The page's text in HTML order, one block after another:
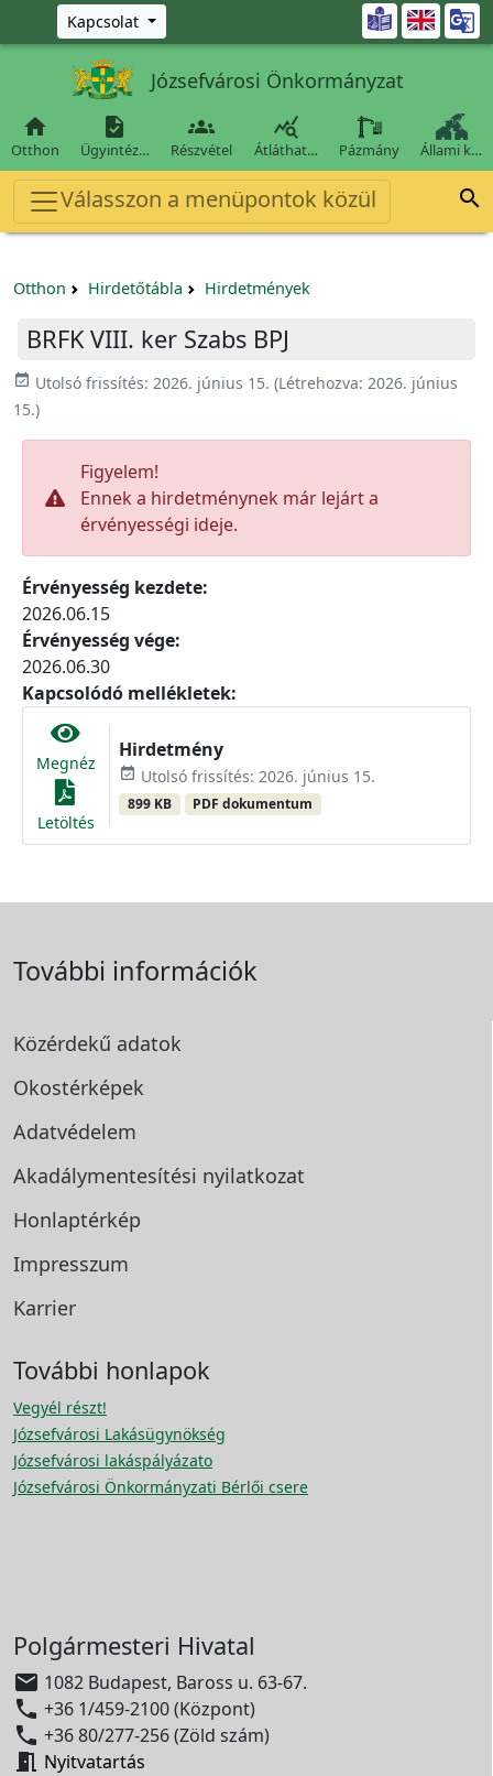
Ugrás a fő tartalomra
Kapcsolat 
Józsefvárosi Önkormányzat

Otthon

Ügyintéz…

Részvétel

Átláthat… Pázmány Állami k…
Válasszon a menüpontok közül 
Otthon Hirdetőtábla Hirdetmények
BRFK VIII. ker Szabs BPJ
event_available Utolsó frissítés: 2026. június 15. (Létrehozva: 2026. június
15.)
Figyelem!
Ennek a hirdetménynek már lejárt a
érvényességi ideje.
Érvényesség kezdete:
2026.06.15
Érvényesség vége:
2026.06.30
Kapcsolódó mellékletek:
Megnéz
Letöltés
Hirdetmény
event_available Utolsó frissítés: 2026. június 15.
899 KB PDF dokumentum
További információk
Közérdekű adatok
Okostérképek
Adatvédelem
Akadálymentesítési nyilatkozat
Honlaptérkép
Impresszum
Karrier
További honlapok
Vegyél részt!
Józsefvárosi Lakásügynökség
Józsefvárosi lakáspályázato
Józsefvárosi Önkormányzati Bérlői csere
Polgármesteri Hivatal
 1082 Budapest, Baross u. 63-67.
 +36 1/459-2100 (Központ)
 +36 80/277-256 (Zöld szám)
 Nyitvatartás